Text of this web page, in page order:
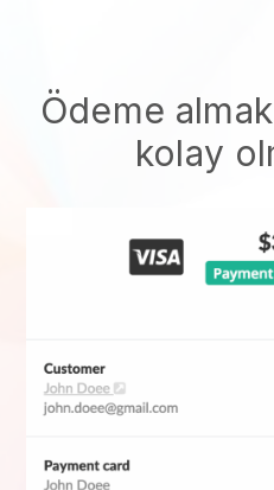
Ödeme
kolay